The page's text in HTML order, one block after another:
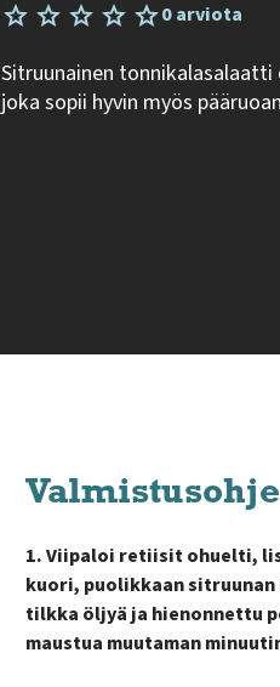
0 arviota
Sitruunainen
joka sopii hyvin myös
Valmistusohje
1. Viipaloi retiisit ohuelti,
kuori, puolikkaan
tilkka öljyä ja hienonnettu
maustua muutaman